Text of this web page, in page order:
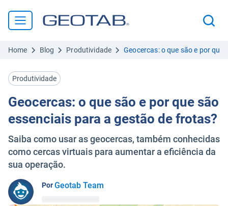
Home Blog Produtividade Geocercas: o que são e por
Produtividade
Geocercas: o que são e por que são
essenciais para a gestão de frotas?
Saiba como usar as geocercas, também conhecidas
como cercas virtuais para aumentar a eficiência da
sua operação.
PorGeotab Team